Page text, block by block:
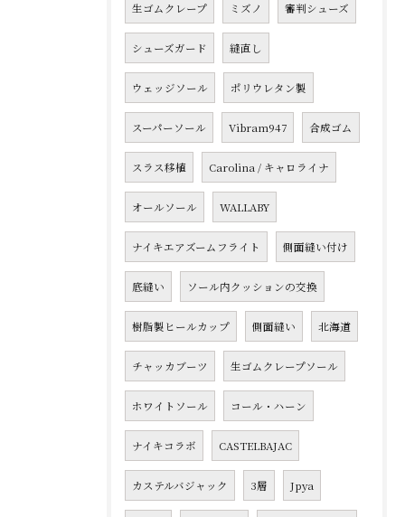
生ゴムクレープ ミズノ 審判シューズ
シューズガード 縫直し
ウェッジソール ポリウレタン製
スーパーソール Vibram947 合成ゴム
スラス移植 Carolina / キャロライナ
オールソール WALLABY
ナイキエアズームフライト 側面縫い付け
底縫い ソール内クッションの交換
樹脂製ヒールカップ 側面縫い 北海道
チャッカブーツ 生ゴムクレープソール
ホワイトソール コール・ハーン
ナイキコラボ CASTELBAJAC
カステルバジャック 3層 Jpya